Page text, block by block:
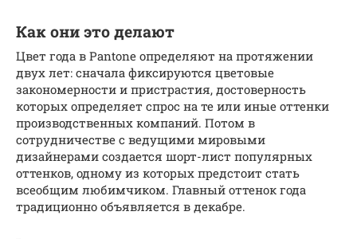
Как они это делают
Цвет года в Pantone определяют на протяжении
двух лет: сначала фиксируются цветовые
закономерности и пристрастия, достоверность
которых определяет спрос на те или иные оттенки
производственных компаний. Потом в
сотрудничестве с ведущими мировыми
дизайнерами создается шорт-лист популярных
оттенков, одному из которых предстоит стать
всеобщим любимчиком. Главный оттенок года
традиционно объявляется в декабре.